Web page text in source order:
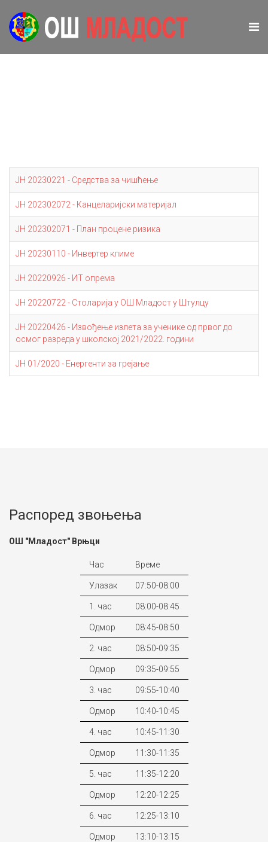
ЈН 20230221 - Средства за чишћење
ЈН 202302072 - Канцеларијски материјал
ЈН 202302071 - План процене ризика
ЈН 20230110 - Инвертер климе
ЈН 20220926 - ИТ опрема
ЈН 20220722 - Столарија у ОШ Младост у Штулцу
ЈН 20220426 - Извођење излета за ученике од првог до
осмог разреда у школској 2021/2022. години
ЈН 01/2020 - Енергенти за грејање
Распоред звоњења
ОШ "Младост" Врњци
Час Време
Улазак 07:50-08:00
1. час 08:00-08:45
Одмор 08:45-08:50
2. час 08:50-09:35
Одмор 09:35-09:55
3. час 09:55-10:40
Одмор 10:40-10:45
4. час 10:45-11:30
Одмор 11:30-11:35
5. час 11:35-12:20
Одмор 12:20-12:25
6. час 12:25-13:10
Одмор 13:10-13:15